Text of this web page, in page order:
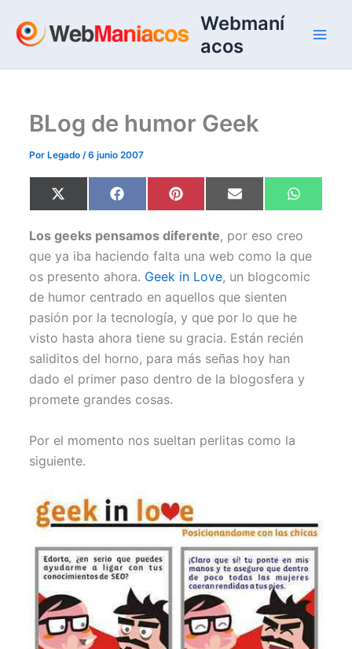
contenido
Webmaní
acos
BLog de humor Geek
Por Legado/6 junio 2007
Compartir
en
X
(
w
i
t
t
e
)
Compartir
en
F
a
e
b
o
o
k
Compartir
en
P
i
t
e
r
e
s
Compartir
en
E
m
i
l
en
W
h
t
s
A
p
p
Los geeks pensamos diferente, por eso creo
que ya iba haciendo falta una web como la que
os presento ahora. Geek in Love, un blogcomic
de humor centrado en aquellos que sienten
pasión por la tecnología, y que por lo que he
visto hasta ahora tiene su gracia. Están recién
saliditos del horno, para más señas hoy han
dado el primer paso dentro de la blogosfera y
promete grandes cosas.
Por el momento nos sueltan perlitas como la
siguiente.